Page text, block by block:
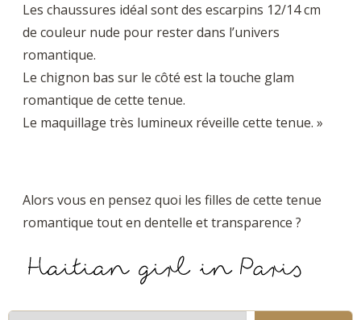
Les chaussures idéal sont des escarpins 12/14 cm
de couleur nude pour rester dans l’univers
romantique.
Le chignon bas sur le côté est la touche glam
romantique de cette tenue.
Le maquillage très lumineux réveille cette tenue. »
Alors vous en pensez quoi les filles de cette tenue
romantique tout en dentelle et transparence ?